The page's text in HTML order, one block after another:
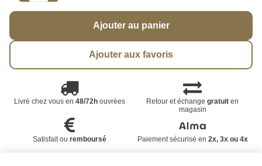
Ajouter au panier
Ajouter aux favoris
Livré chez vous en 48/72houvrées Retour et échangegratuit en
magasin
Satisfait ou remboursé Paiement sécurisé en 2x, 3x ou 4x